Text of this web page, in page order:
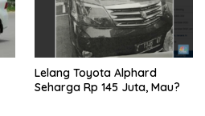
Lelang Toyota Alphard
Seharga Rp 145 Juta, Mau?